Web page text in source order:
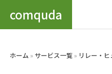
comquda
ホーム » サービス一覧» リレー・